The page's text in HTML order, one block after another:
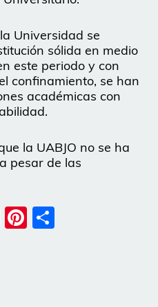
Universidad se
sólida en medio
este periodo y con
confinamiento, se han
académicas con
la UABJO no se ha
pesar de las
Telegram
Pinterest